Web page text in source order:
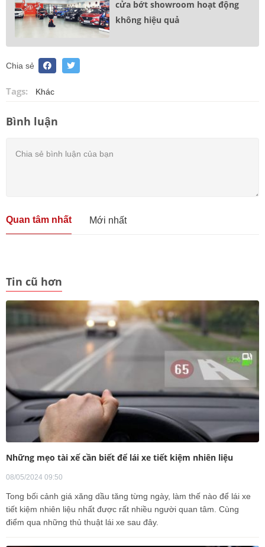
cửa bớt showroom hoạt động
không hiệu quả
Chia sẻ
Tags: Khác
Bình luận
Quan tâm nhất Mới nhất
Tin cũ hơn
Những mẹo tài xế cần biết để lái xe tiết kiệm nhiên liệu
08/05/2024 09:50
Tong bối cảnh giá xăng dầu tăng từng ngày, làm thế nào để lái xe
tiết kiệm nhiên liệu nhất được rất nhiều người quan tâm. Cùng
điểm qua những thủ thuật lái xe sau đây.